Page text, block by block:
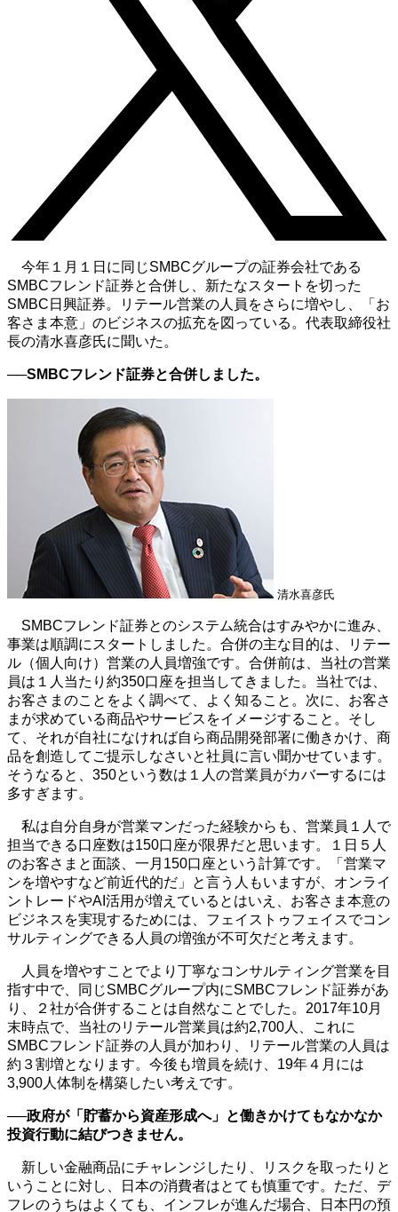
今年１月１日に同じSMBCグループの証券会社である
SMBCフレンド証券と合併し、新たなスタートを切った
SMBC日興証券。リテール営業の人員をさらに増やし、「お
客さま本意」のビジネスの拡充を図っている。代表取締役社
長の清水喜彦氏に聞いた。
──SMBCフレンド証券と合併しました。
清水喜彦氏
SMBCフレンド証券とのシステム統合はすみやかに進み、
事業は順調にスタートしました。合併の主な目的は、リテー
ル（個人向け）営業の人員増強です。合併前は、当社の営業
員は１人当たり約350口座を担当してきました。当社では、
お客さまのことをよく調べて、よく知ること。次に、お客さ
まが求めている商品やサービスをイメージすること。そし
て、それが自社になければ自ら商品開発部署に働きかけ、商
品を創造してご提示しなさいと社員に言い聞かせています。
そうなると、350という数は１人の営業員がカバーするには
多すぎます。
私は自分自身が営業マンだった経験からも、営業員１人で
担当できる口座数は150口座が限界だと思います。１日５人
のお客さまと面談、一月150口座という計算です。「営業マ
ンを増やすなど前近代的だ」と言う人もいますが、オンライ
ントレードやAI活用が増えているとはいえ、お客さま本意の
ビジネスを実現するためには、フェイストゥフェイスでコン
サルティングできる人員の増強が不可欠だと考えます。
人員を増やすことでより丁寧なコンサルティング営業を目
指す中で、同じSMBCグループ内にSMBCフレンド証券があ
り、２社が合併することは自然なことでした。2017年10月
末時点で、当社のリテール営業員は約2,700人、これに
SMBCフレンド証券の人員が加わり、リテール営業の人員は
約３割増となります。今後も増員を続け、19年４月には
3,900人体制を構築したい考えです。
──政府が「貯蓄から資産形成へ」と働きかけてもなかなか
投資行動に結びつきません。
新しい金融商品にチャレンジしたり、リスクを取ったりと
いうことに対し、日本の消費者はとても慎重です。ただ、デ
フレのうちはよくても、インフレが進んだ場合、日本円の預